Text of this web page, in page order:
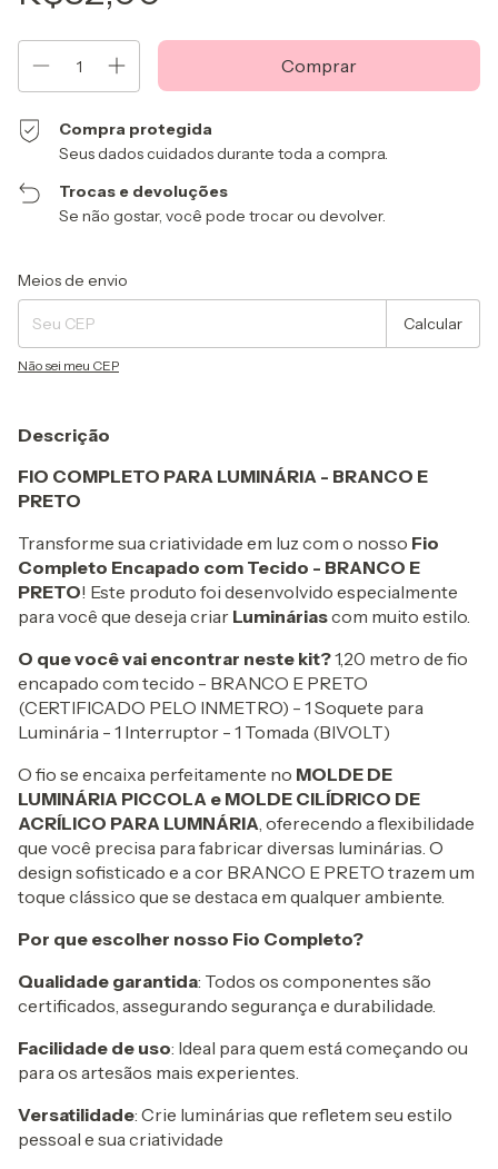
Compra protegida
Seus dados cuidados durante toda a compra.
Trocas e devoluções
Se não gostar, você pode trocar ou devolver.
Entregas para o CEP:
Meios de envio
Calcular
Não sei meu CEP
Descrição
FIO COMPLETO PARA LUMINÁRIA - BRANCO E
PRETO
Transforme sua criatividade em luz com o nosso Fio
Completo Encapado com Tecido - BRANCO E
PRETO! Este produto foi desenvolvido especialmente
para você que deseja criar Lumináriascom muito estilo.
O que você vai encontrar neste kit?1,20 metro de fio
encapado com tecido - BRANCO E PRETO
(CERTIFICADO PELO INMETRO) - 1 Soquete para
Luminária - 1 Interruptor - 1 Tomada (BIVOLT)
O fio se encaixa perfeitamente no MOLDE DE
LUMINÁRIA PICCOLA e MOLDE CILÍDRICO DE
ACRÍLICO PARA LUMNÁRIA, oferecendo a flexibilidade
que você precisa para fabricar diversas luminárias. O
design sofisticado e a cor BRANCO E PRETO trazem um
toque clássico que se destaca em qualquer ambiente.
Por que escolher nosso Fio Completo?
Qualidade garantida: Todos os componentes são
certificados, assegurando segurança e durabilidade.
Facilidade de uso: Ideal para quem está começando ou
para os artesãos mais experientes.
Versatilidade: Crie luminárias que refletem seu estilo
pessoal e sua criatividade